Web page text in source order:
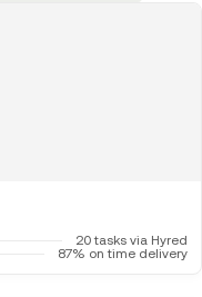
20 tasks via Hyred
87% on time delivery